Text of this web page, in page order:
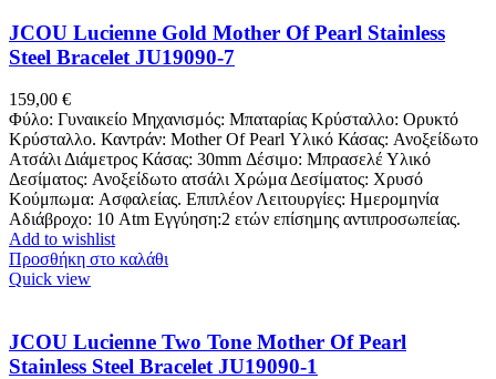
JCOU Lucienne Gold Mother Of Pearl Stainless
Steel Bracelet JU19090-7
159,00 €
Φύλο: Γυναικείο Μηχανισμός: Μπαταρίας Κρύσταλλο: Ορυκτό
Κρύσταλλο. Καντράν: Mother Of Pearl Υλικό Κάσας: Ανοξείδωτο
Ατσάλι Διάμετρος Κάσας: 30mm Δέσιμο: Μπρασελέ Υλικό
Δεσίματος: Ανοξείδωτο ατσάλι Χρώμα Δεσίματος: Χρυσό
Κούμπωμα: Ασφαλείας. Επιπλέον Λειτουργίες: Ημερομηνία
Αδιάβροχο: 10 Atm Εγγύηση:2 ετών επίσημης αντιπροσωπείας.
Add to wishlist
Προσθήκη στο καλάθι
Quick view
JCOU Lucienne Two Tone Mother Of Pearl
Stainless Steel Bracelet JU19090-1